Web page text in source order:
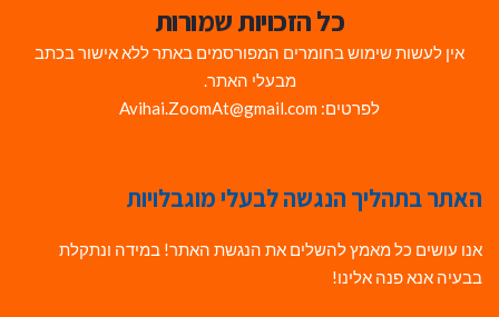
כל הזכויות שמורות
אין לעשות שימוש בחומרים המפורסמים באתר ללא אישור בכתב
מבעלי האתר.
לפרטים: Avihai.ZoomAt@gmail.com
האתר בתהליך הנגשה לבעלי מוגבלויות
אנו עושים כל מאמץ להשלים את הנגשת האתר! במידה ונתקלת
בבעיה אנא פנה אלינו!